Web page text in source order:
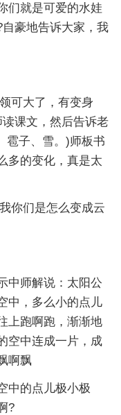
们就是可爱的水娃
豪地告诉大家，我
可大了，有变身
课文，然后告诉老
雹子、雪。)师板书
多的变化，真是太
你们是怎么变成云
中师解说：太阳公
中，多么小的点儿
上跑啊跑，渐渐地
空中连成一片，成
啊飘
中的点儿极小极
?